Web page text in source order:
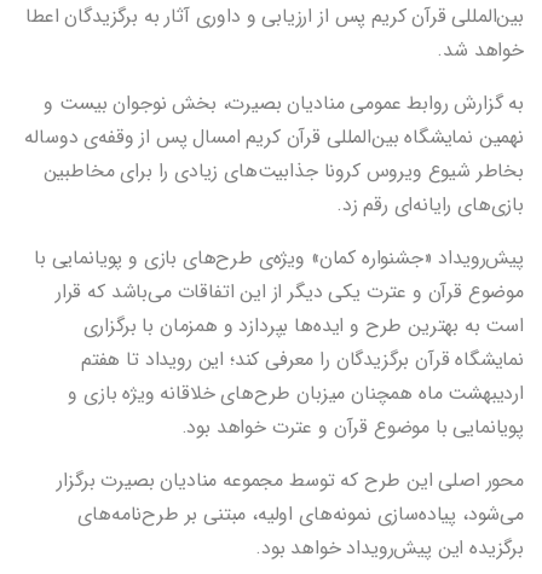
بین‌المللی قرآن کریم پس از ارزیابی و داوری آثار به برگزیدگان اعطا
خواهد شد.
به گزارش روابط عمومی منادیان بصیرت، بخش نوجوان بیست و
نهمین نمایشگاه بین‌المللی قرآن کریم امسال پس از وقفه‎‌ی دوساله
بخاطر شیوع ویروس کرونا جذابیت‌های زیادی را برای مخاطبین
بازی‌های رایانه‌ای رقم زد.
پیش‌رویداد «جشنواره کمان» ویژه‌‌ی طرح‌های بازی و پویانمایی با
موضوع قرآن و عترت یکی دیگر از این اتفاقات می‌باشد که قرار
است به بهترین طرح و ایده‌ها بپردازد و همزمان با برگزاری
نمایشگاه قرآن برگزیدگان را معرفی کند؛ این رویداد تا هفتم
اردیبهشت ماه همچنان میزبان طرح‌های خلاقانه ویژه بازی و
پویانمایی با موضوع قرآن و عترت خواهد بود.
محور اصلی این طرح که توسط مجموعه منادیان بصیرت برگزار
می‌شود، پیاده‌سازی نمونه‌های اولیه، مبتنی بر طرح‌نامه‌های
برگزیده این پیش‌رویداد خواهد بود.